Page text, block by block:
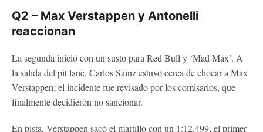
Q2 – Max Verstappen y Antonelli
reaccionan
La segunda inició con un susto para Red Bull y ‘Mad Max’. A
la salida del pit lane, Carlos Sainz estuvo cerca de chocar a Max
Verstappen; el incidente fue revisado por los comisarios, que
finalmente decidieron no sancionar.
En pista, Verstappen sacó el martillo con un 1:12.499, el primer